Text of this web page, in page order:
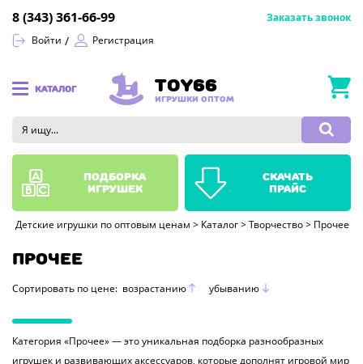
Войти Регистрация
8 (343) 361-66-99 Заказать звонок
КАТАЛОГ TOY66
ИГРУШКИ ОПТОМ
Детские игрушки по оптовым ценам > Каталог > Творчество > Прочее
ПРОЧЕЕ
Сортировать по цене: возрастанию убыванию
Категория «Прочее» — это уникальная подборка разнообразных
игрушек и развивающих аксессуаров, которые дополнят игровой мир
подборка
игрушек
скачать
прайс